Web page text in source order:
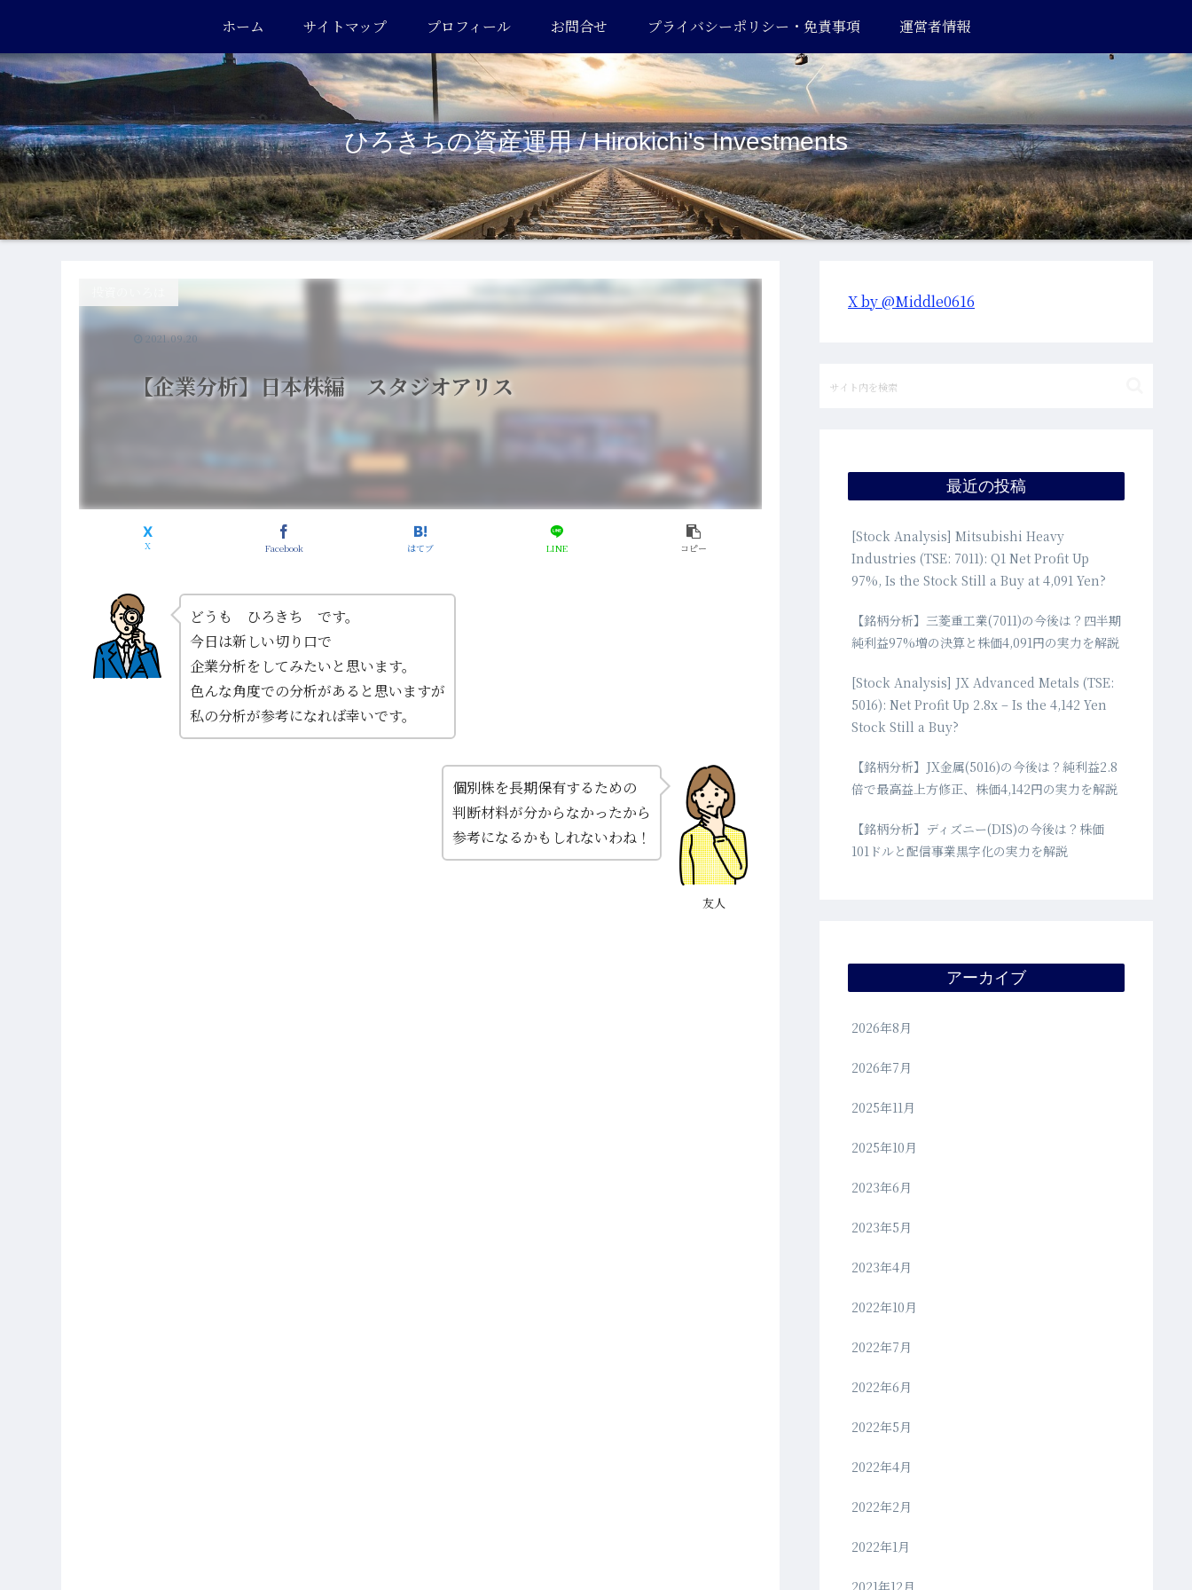
ひろきちの資産運用 / Hirokichi's Investments
ホーム サイトマップ プロフィール お問合せ プライバシーポリシー・免責事項 運営者情報
【企業分析】日本株編 スタジオアリス
Facebook はてブ LINE コピー
2021.09.20
どうも ひろきち です。
今日は新しい切り口で
企業分析をしてみたいと思います。
色んな角度での分析があると思いますが
私の分析が参考になれば幸いです。
友人
個別株を長期保有するための
判断材料が分からなかったから
参考になるかもしれないわね！
X by @Middle0616
最近の投稿
[Stock Analysis] Mitsubishi Heavy
Industries (TSE: 7011): Q1 Net Profit Up
97%, Is the Stock Still a Buy at 4,091 Yen?
【銘柄分析】三菱重工業(7011)の今後は？四半期
純利益97%増の決算と株価4,091円の実力を解説
[Stock Analysis] JX Advanced Metals (TSE:
5016): Net Profit Up 2.8x – Is the 4,142 Yen
Stock Still a Buy?
【銘柄分析】JX金属(5016)の今後は？純利益2.8
倍で最高益上方修正、株価4,142円の実力を解説
【銘柄分析】ディズニー(DIS)の今後は？株価
101ドルと配信事業黒字化の実力を解説
アーカイブ
2026年8月
2026年7月
2025年11月
2025年10月
2023年6月
2023年5月
2023年4月
2022年10月
2022年7月
2022年6月
2022年5月
2022年4月
2022年2月
2022年1月
2021年12月